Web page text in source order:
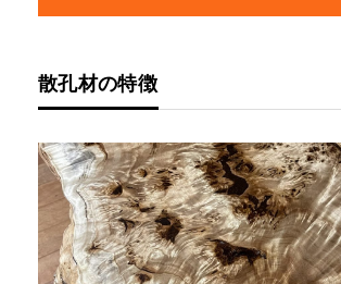
散孔材の特徴